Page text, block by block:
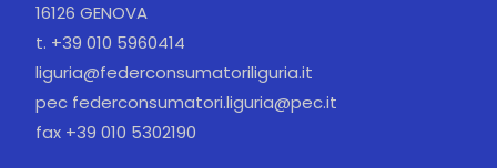
16126 GENOVA
t. +39 010 5960414
liguria@federconsumatoriliguria.it
pec federconsumatori.liguria@pec.it
fax +39 010 5302190